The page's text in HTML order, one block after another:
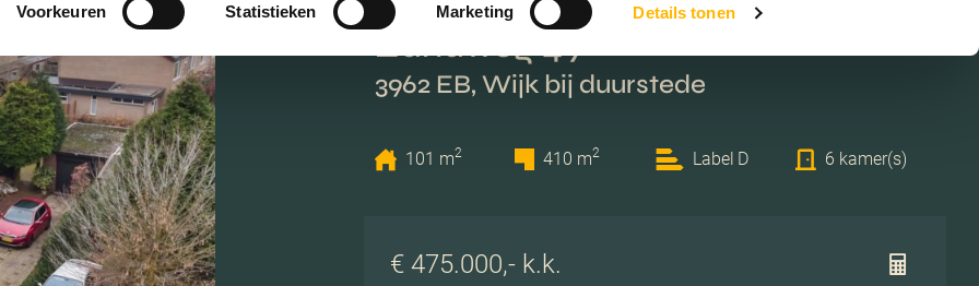
Voorkeuren Statistieken Marketing Details tonen
Zandweg 49
3962 EB, Wijk bij duurstede
101 m2 410 m2 Label D 6 kamer(s)
€ 475.000,- k.k.